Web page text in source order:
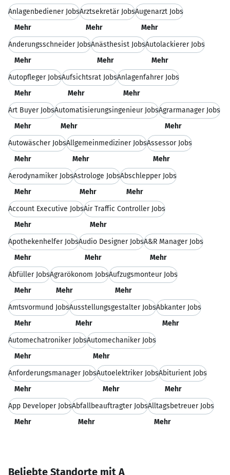
Anlagenbediener Jobs
Mehr
Arztsekretär Jobs
Mehr
Augenarzt Jobs
Mehr
Änderungsschneider Jobs
Mehr
Anästhesist Jobs
Mehr
Autolackierer Jobs
Mehr
Autopfleger Jobs
Mehr
Aufsichtsrat Jobs
Mehr
Anlagenfahrer Jobs
Mehr
Art Buyer Jobs
Mehr
Automatisierungsingenieur Jobs
Mehr
Agrarmanager Jobs
Mehr
Autowäscher Jobs
Mehr
Allgemeinmediziner Jobs
Mehr
Assessor Jobs
Mehr
Aerodynamiker Jobs
Mehr
Astrologe Jobs
Mehr
Abschlepper Jobs
Mehr
Account Executive Jobs
Mehr
Air Traffic Controller Jobs
Mehr
Apothekenhelfer Jobs
Mehr
Audio Designer Jobs
Mehr
A&R Manager Jobs
Mehr
Abfüller Jobs
Mehr
Agrarökonom Jobs
Mehr
Aufzugsmonteur Jobs
Mehr
Amtsvormund Jobs
Mehr
Ausstellungsgestalter Jobs
Mehr
Abkanter Jobs
Mehr
Automechatroniker Jobs
Mehr
Automechaniker Jobs
Mehr
Anforderungsmanager Jobs
Mehr
Autoelektriker Jobs
Mehr
Abiturient Jobs
Mehr
App Developer Jobs
Mehr
Abfallbeauftragter Jobs
Mehr
Alltagsbetreuer Jobs
Mehr
Beliebte Standorte mit A